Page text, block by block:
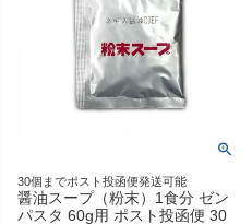
30個までポスト投函便発送可能
醤油スープ（粉末）1食分 ゼン
パスタ 60g用 ポスト投函便 30